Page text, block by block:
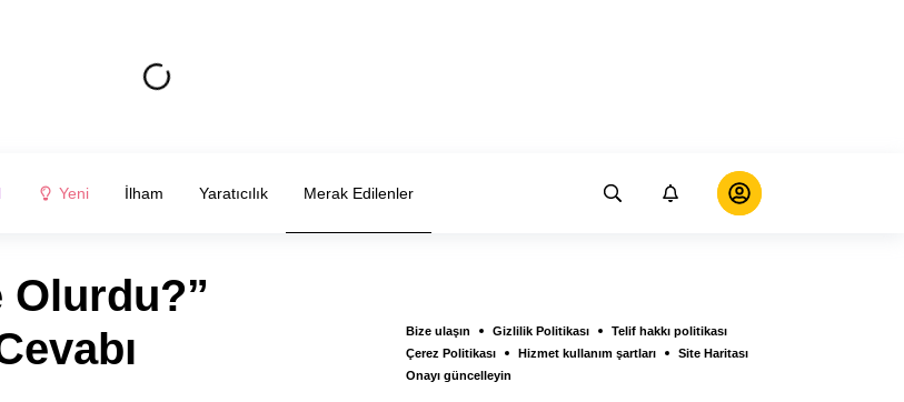
Yeni İlham Yaratıcılık Merak Edilenler
Bize ulaşın Gizlilik Politikası
Telif hakkı politikası
Çerez Politikası
Hizmet kullanım şartları
Site Haritası
Onayı güncelleyin
Olurdu?”